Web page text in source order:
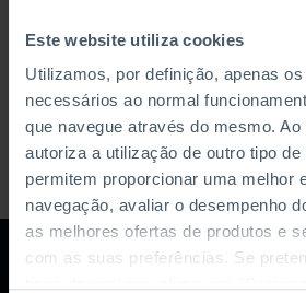
Este website utiliza cookies
Utilizamos, por definição, apenas
necessários ao normal
que navegue através do mesmo.
autoriza a utilização de outro tipo
permitem proporcionar uma melhor
navegação, avaliar o desempenho
as melhores ofertas de produtos e
com as suas preferências. Se